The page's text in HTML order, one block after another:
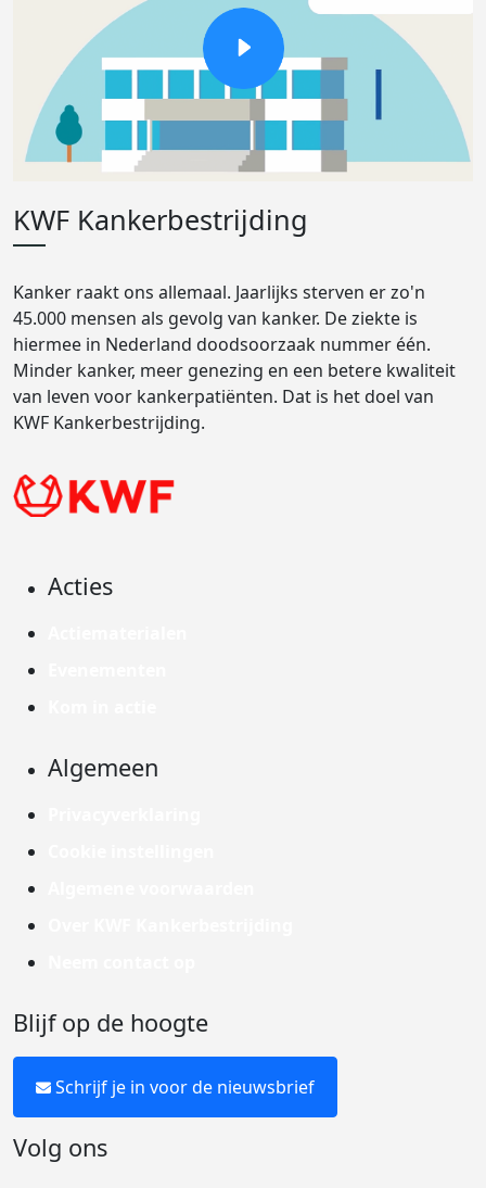
KWF Kankerbestrijding
Kanker raakt ons allemaal. Jaarlijks sterven er zo'n
45.000 mensen als gevolg van kanker. De ziekte is
hiermee in Nederland doodsoorzaak nummer één.
Minder kanker, meer genezing en een betere kwaliteit
van leven voor kankerpatiënten. Dat is het doel van
KWF Kankerbestrijding.
Acties
Algemeen
Blijf op de hoogte
Schrijf je in voor de nieuwsbrief
Volg ons